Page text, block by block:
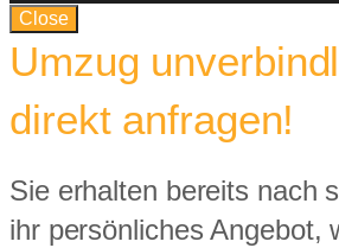
Close
Umzug
direkt anfragen!
Sie erhalten bereits nach
ihr persönliches Angebot,